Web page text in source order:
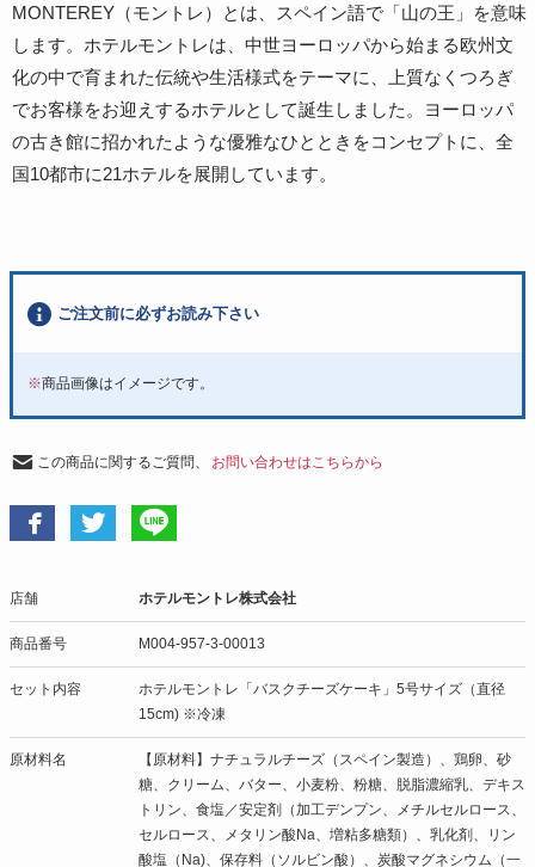
MONTEREY（モントレ）とは、スペイン語で「山の王」を意味
します。ホテルモントレは、中世ヨーロッパから始まる欧州文
化の中で育まれた伝統や生活様式をテーマに、上質なくつろぎ
でお客様をお迎えするホテルとして誕生しました。ヨーロッパ
の古き館に招かれたような優雅なひとときをコンセプトに、全
国10都市に21ホテルを展開しています。
ご注文前に必ずお読み下さい
※商品画像はイメージです。
この商品に関するご質問、 お問い合わせはこちらから
店舗 ホテルモントレ株式会社
商品番号 M004-957-3-00013
セット内容
ホテルモントレ「バスクチーズケーキ」5号サイズ（直径
15cm) ※冷凍
原材料名
【原材料】ナチュラルチーズ（スペイン製造）、鶏卵、砂
糖、クリーム、バター、小麦粉、粉糖、脱脂濃縮乳、デキス
トリン、食塩／安定剤（加工デンプン、メチルセルロース、
セルロース、メタリン酸Na、増粘多糖類）、乳化剤、リン
酸塩（Na)、保存料（ソルビン酸）、炭酸マグネシウム（一